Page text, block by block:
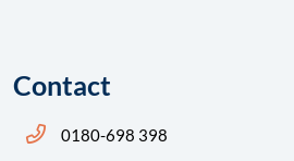
Contact
Bel ons: 14 0180
0180-698 398